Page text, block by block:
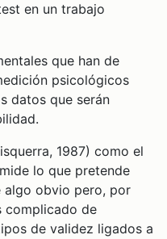
en un trabajo
que han de
psicológicos
datos que serán
1987) como el
lo que pretende
algo obvio pero, por
complicado de
de validez ligados a